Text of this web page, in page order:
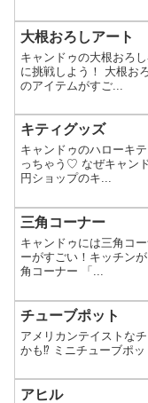
大根おろしアート
キャンドゥの大根おろ
に挑戦しよう！ 大根お
のアイテムがすご...
キティグッズ
キャンドゥのハローキ
っちゃう♡ なぜキャン
円ショップのキ...
三角コーナー
キャンドゥには三角コ
ーがすごい！キッチン
角コーナー 「...
チューブポット
アメリカンテイストな
かも⁉︎ ミニチューブポッ
アヒル